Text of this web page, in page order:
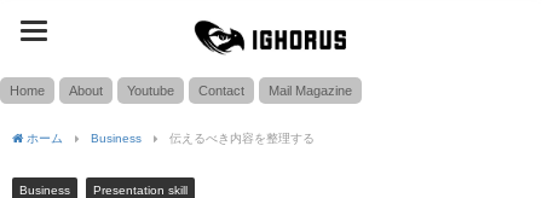
toggle
Home About Youtube Contact Mail Magazine
ホーム Business 伝えるべき内容を整理する
Business Presentation skill